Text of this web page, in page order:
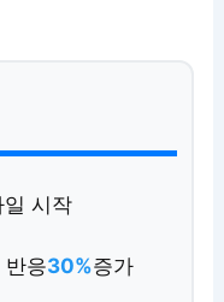
시작
반응30%증가